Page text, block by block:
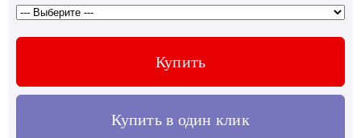
Купить
Купить в один клик